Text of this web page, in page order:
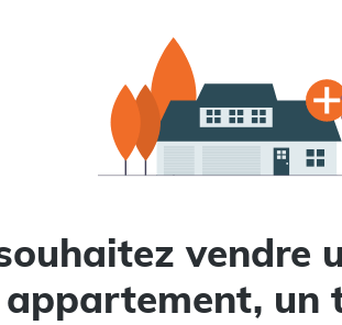
vendre
appartement, un